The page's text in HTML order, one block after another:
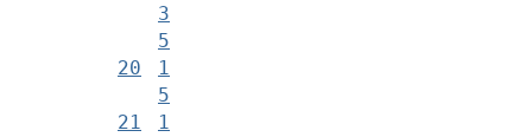
3
5
20
1
5
21
1